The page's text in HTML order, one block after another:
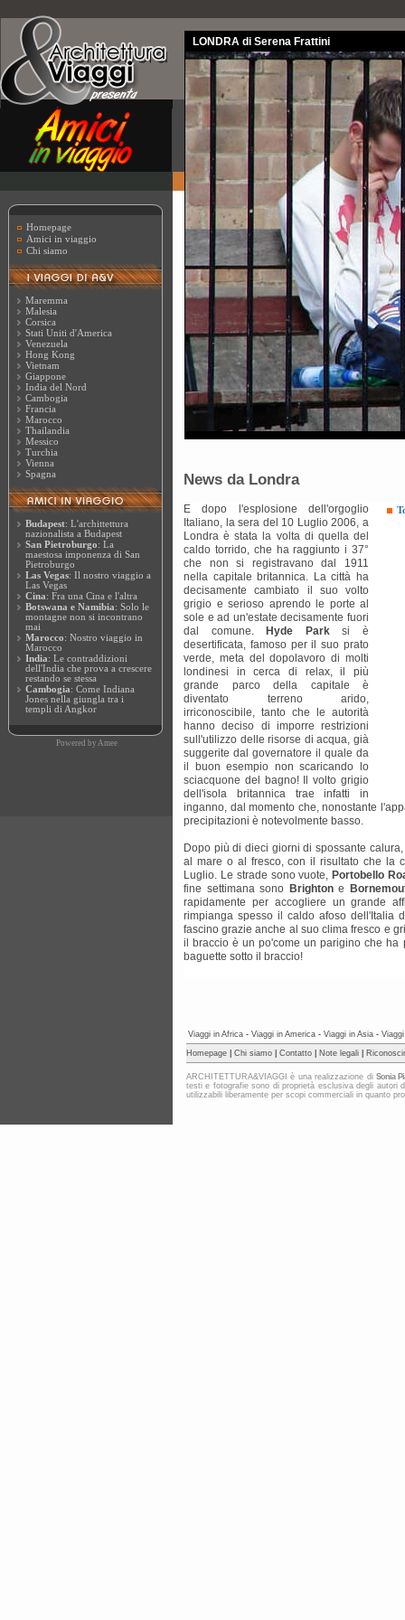
Homepage
Amici in viaggio
Chi siamo
Maremma
Malesia
Corsica
Stati Uniti d'America
Venezuela
Hong Kong
Vietnam
Giappone
India del Nord
Cambogia
Francia
Marocco
Thailandia
Messico
Turchia
Vienna
Spagna
Budapest: L'archittettura
nazionalista a Budapest
San Pietroburgo: La
maestosa imponenza di San
Pietroburgo
Las Vegas: Il nostro viaggio a
Las Vegas
Cina: Fra una Cina e l'altra
Botswana e Namibia: Solo le
montagne non si incontrano
mai
Marocco: Nostro viaggio in
Marocco
India: Le contraddizioni
dell'India che prova a crescere
restando se stessa
Cambogia: Come Indiana
Jones nella giungla tra i
templi di Angkor
Powered by Amee
LONDRA di Serena Frattini
News da Londra
E dopo l'esplosione dell'orgoglio
Italiano, la sera del 10 Luglio 2006, a
Londra è stata la volta di quella del
caldo torrido, che ha raggiunto i 37°
che non si registravano dal 1911
nella capitale britannica. La città ha
decisamente cambiato il suo volto
grigio e serioso aprendo le porte al
sole e ad un'estate decisamente fuori
dal comune.
Hyde Parksi è
desertificata, famoso per il suo prato
verde, meta del dopolavoro di molti
londinesi in cerca di relax, il più
grande parco della capitale è
diventato terreno arido,
irriconoscibile, tanto che le autorità
hanno deciso di imporre restrizioni
sull'utilizzo delle risorse di acqua, già
suggerite dal governatore il quale da
il buon esempio non scaricando lo
sciacquone del bagno! Il volto grigio
dell'isola britannica trae infatti in
inganno, dal momento che, nonostante
precipitazioni è notevolmente basso.
Dopo più di dieci giorni di spossante
al mare o al fresco, con il risultato che la
Luglio. Le strade sono vuote, Portobello
fine settimana sono Brightone
rapidamente per accogliere un grande
rimpianga spesso il caldo afoso dell'Italia
fascino grazie anche al suo clima fresco e
il braccio è un po'come un parigino che
baguette sotto il braccio!
Viaggi in Africa - Viaggi in America - Viaggi in Asia -
Homepage Chi siamo Contatto Note legali
ARCHITETTURA&VIAGGI è una realizzazione diSonia
testi e fotografie sono di proprietà esclusiva degli autori
utilizzabili liberamente per scopi commerciali in quanto